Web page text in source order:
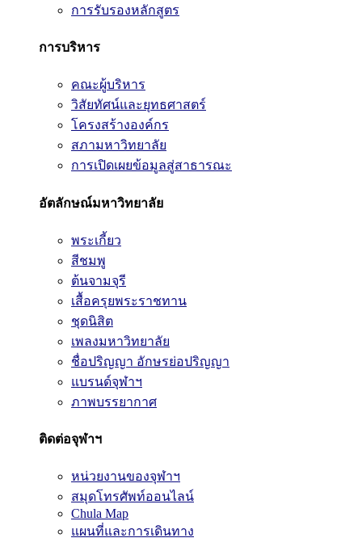
การรับรองหลักสูตร
การบริหาร
คณะผู้บริหาร
วิสัยทัศน์และยุทธศาสตร์
โครงสร้างองค์กร
สภามหาวิทยาลัย
การเปิดเผยข้อมูลสู่สาธารณะ
อัตลักษณ์มหาวิทยาลัย
พระเกี้ยว
สีชมพู
ต้นจามจุรี
เสื้อครุยพระราชทาน
ชุดนิสิต
เพลงมหาวิทยาลัย
ชื่อปริญญา อักษรย่อปริญญา
แบรนด์จุฬาฯ
ภาพบรรยากาศ
ติดต่อจุฬาฯ
หน่วยงานของจุฬาฯ
สมุดโทรศัพท์ออนไลน์
Chula Map
แผนที่และการเดินทาง